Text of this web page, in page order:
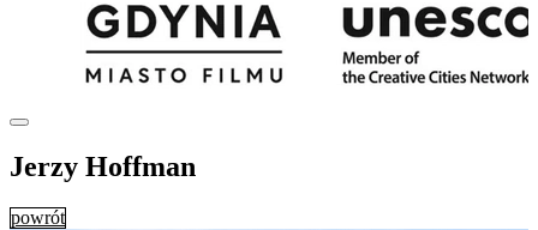
Jerzy Hoffman
powrót